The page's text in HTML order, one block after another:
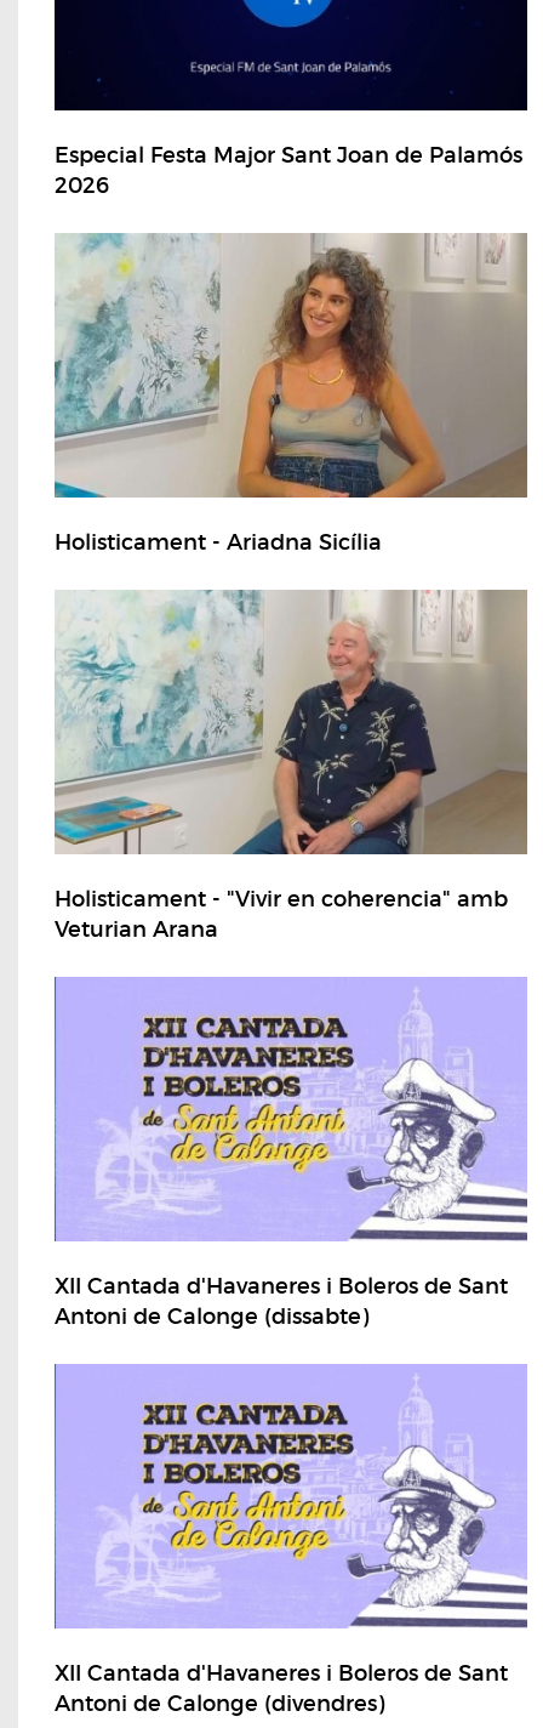
Especial Festa Major Sant Joan de Palamós
2026
Holisticament - Ariadna Sicília
Holisticament - "Vivir en coherencia" amb
Veturian Arana
XII Cantada d'Havaneres i Boleros de Sant
Antoni de Calonge (dissabte)
XII Cantada d'Havaneres i Boleros de Sant
Antoni de Calonge (divendres)